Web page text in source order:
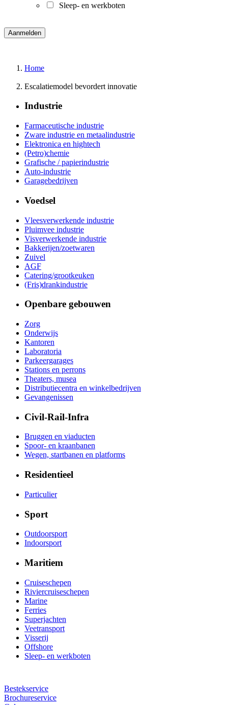
Sleep- en werkboten
Home
Escalatiemodel bevordert innovatie
Industrie
Farmaceutische industrie
Zware industrie en metaalindustrie
Elektronica en hightech
(Petro)chemie
Grafische / papierindustrie
Auto-industrie
Garagebedrijven
Voedsel
Vleesverwerkende industrie
Pluimvee industrie
Visverwerkende industrie
Bakkerijen/zoetwaren
Zuivel
AGF
Catering/grootkeuken
(Fris)drankindustrie
Openbare gebouwen
Zorg
Onderwijs
Kantoren
Laboratoria
Parkeergarages
Stations en perrons
Theaters, musea
Distributiecentra en winkelbedrijven
Gevangenissen
Civil-Rail-Infra
Bruggen en viaducten
Spoor- en kraanbanen
Wegen, startbanen en platforms
Residentieel
Particulier
Sport
Outdoorsport
Indoorsport
Maritiem
Cruiseschepen
Riviercruiseschepen
Marine
Ferries
Superjachten
Veetransport
Visserij
Offshore
Sleep- en werkboten
Bestekservice
Brochureservice